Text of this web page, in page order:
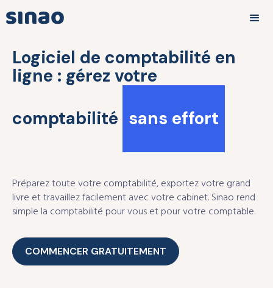
Logiciel de comptabilité en
ligne : gérez votre
comptabilité sans effort
Préparez toute votre comptabilité, exportez votre grand
livre et travaillez facilement avec votre cabinet. Sinao rend
simple la comptabilité pour vous et pour votre comptable.
COMMENCER GRATUITEMENT